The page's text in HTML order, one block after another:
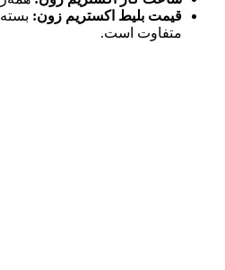
قیمت بلیط اکستریم زون:
متفاوت است.